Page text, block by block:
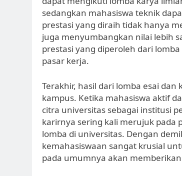
sedangkan mahasiswa teknik
prestasi yang diraih tidak hanya
juga menyumbangkan nilai lebih
prestasi yang diperoleh dari
pasar kerja.
Terakhir, hasil dari lomba esai
kampus. Ketika mahasiswa aktif
citra universitas sebagai institusi
karirnya sering kali merujuk pada
lomba di universitas. Dengan
kemahasiswaan sangat krusial
pada umumnya akan